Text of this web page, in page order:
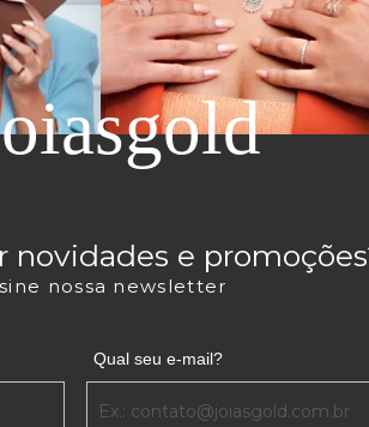
novidades e
nossa newsletter
Qual seu e-mail?